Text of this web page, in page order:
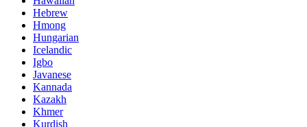
Hebrew
Hmong
Hungarian
Icelandic
Igbo
Javanese
Kannada
Kazakh
Khmer
Kurdish